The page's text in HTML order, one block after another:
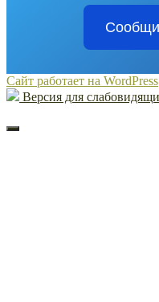
Сайт работает на WordPress
Версия для